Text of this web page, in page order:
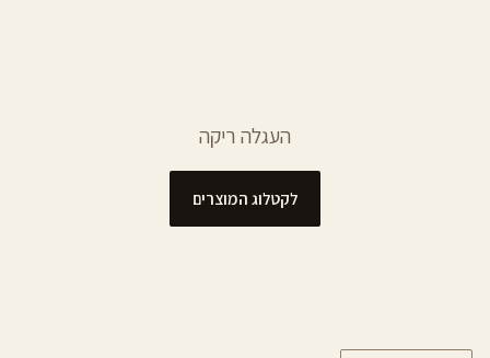
העגלה ריקה
לקטלוג המוצרים